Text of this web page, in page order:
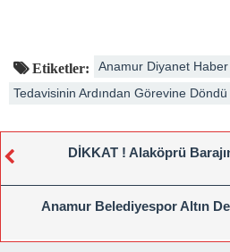
Etiketler:
Anamur Diyanet
Tedavisinin Ardından Görevine Döndü
DİKKAT ! Alaköprü
Anamur Belediyespor Altın